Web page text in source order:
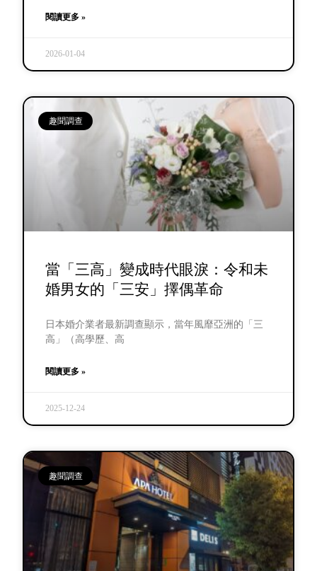
閱讀更多 »
2026-01-04
趣聞調查
當「三高」變成時代眼淚：令和未
婚男女的「三安」擇偶革命
日本婚介業者最新調查顯示，當年風靡亞洲的「三
高」（高學歷、高
閱讀更多 »
2025-12-24
趣聞調查